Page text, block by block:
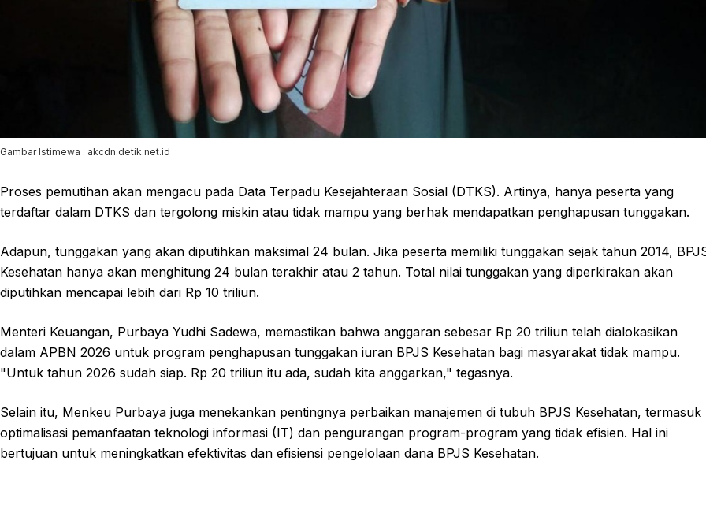
Gambar Istimewa : akcdn.detik.net.id
Proses pemutihan akan mengacu pada Data Terpadu Kesejahteraan Sosial (DTKS). Artinya, hanya peserta yang
terdaftar dalam DTKS dan tergolong miskin atau tidak mampu yang berhak mendapatkan penghapusan tunggakan.
Adapun, tunggakan yang akan diputihkan maksimal 24 bulan. Jika peserta memiliki tunggakan sejak tahun 2014,
Kesehatan hanya akan menghitung 24 bulan terakhir atau 2 tahun. Total nilai tunggakan yang diperkirakan akan
diputihkan mencapai lebih dari Rp 10 triliun.
Menteri Keuangan, Purbaya Yudhi Sadewa, memastikan bahwa anggaran sebesar Rp 20 triliun telah dialokasikan
dalam APBN 2026 untuk program penghapusan tunggakan iuran BPJS Kesehatan bagi masyarakat tidak mampu.
"Untuk tahun 2026 sudah siap. Rp 20 triliun itu ada, sudah kita anggarkan," tegasnya.
Selain itu, Menkeu Purbaya juga menekankan pentingnya perbaikan manajemen di tubuh BPJS Kesehatan, termasuk
optimalisasi pemanfaatan teknologi informasi (IT) dan pengurangan program-program yang tidak efisien. Hal ini
bertujuan untuk meningkatkan efektivitas dan efisiensi pengelolaan dana BPJS Kesehatan.